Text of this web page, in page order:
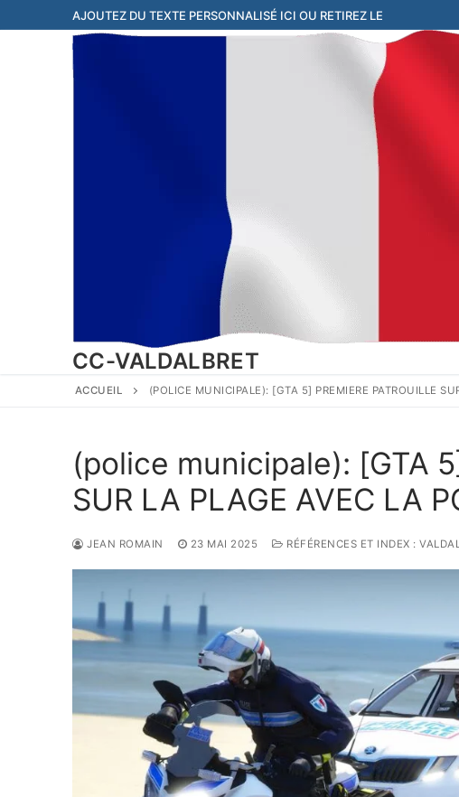
au
AJOUTEZ DU TEXTE PERSONNALISÉ ICI OU RETIREZ LE
CC-VALDALBRET
ACCUEIL (POLICE MUNICIPALE): [GTA 5] PREMIERE PATROUILLE
(police municipale): [GTA
SUR LA PLAGE AVEC LA
JEAN ROMAIN 23 MAI 2025 RÉFÉRENCES ET INDEX :